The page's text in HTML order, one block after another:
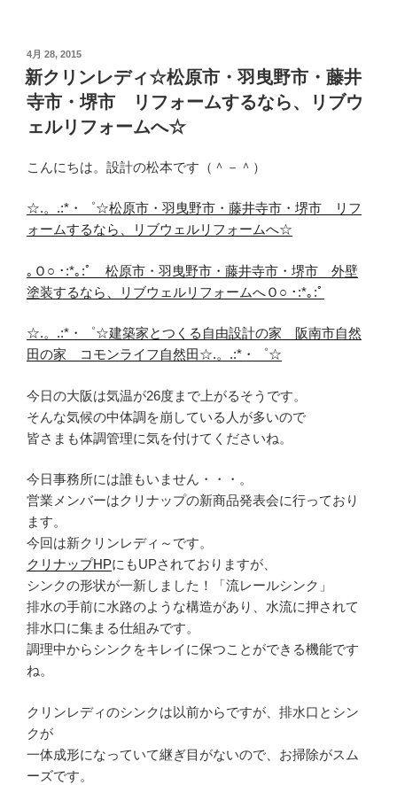
投
稿
日:
4月 28, 2015
新クリンレディ☆松原市・羽曳野市・藤井
寺市・堺市 リフォームするなら、リブウ
ェルリフォームへ☆
こんにちは。設計の松本です（＾－＾）
☆.。.:*・゜☆松原市・羽曳野市・藤井寺市・堺市 リフ
ォームするなら、リブウェルリフォームへ☆
｡Ｏ○ ･:*｡:ﾟ 松原市・羽曳野市・藤井寺市・堺市 外壁
塗装するなら、リブウェルリフォームへＯ○ ･:*｡:ﾟ
☆.。.:*・゜☆建築家とつくる自由設計の家 阪南市自然
田の家 コモンライフ自然田☆.。.:*・゜☆
今日の大阪は気温が26度まで上がるそうです。
そんな気候の中体調を崩している人が多いので
皆さまも体調管理に気を付けてくださいね。
今日事務所には誰もいません・・・。
営業メンバーはクリナップの新商品発表会に行っており
ます。
今回は新クリンレディ～です。
クリナップHPにもUPされておりますが、
シンクの形状が一新しました！「流レールシンク」
排水の手前に水路のような構造があり、水流に押されて
排水口に集まる仕組みです。
調理中からシンクをキレイに保つことができる機能です
ね。
クリンレディのシンクは以前からですが、排水口とシン
クが
一体成形になっていて継ぎ目がないので、お掃除がスム
ーズです。